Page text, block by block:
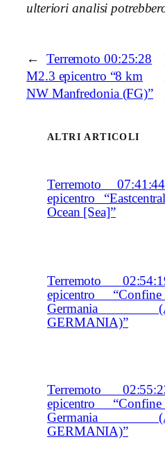
ulteriori analisi
←
Terremoto 00:25:28
M2.3 epicentro “8 km
NW Manfredonia (FG)”
ALTRI ARTICOLI
Terremoto
epicentro
Ocean [Sea]”
Terremoto
epicentro
Germania
GERMANIA)”
Terremoto
epicentro
Germania
GERMANIA)”